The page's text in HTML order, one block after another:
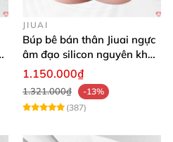
JIUAI
Búp bê bán thân Jiuai ngực
âm đạo silicon nguyên khối
cao cấp
1.150.000₫
1.321.000₫
-13%
(387)